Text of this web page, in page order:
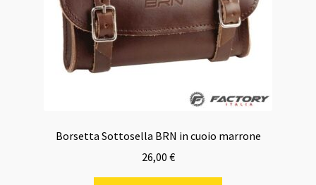
Borsetta Sottosella BRN in cuoio marrone
26,00 €